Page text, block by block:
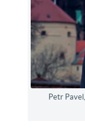
Petr